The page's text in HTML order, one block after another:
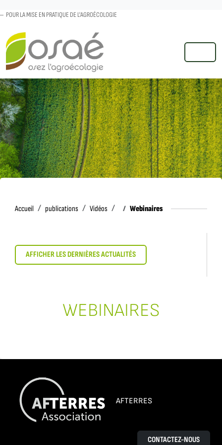
POUR LA MISE EN PRATIQUE DE L'AGROÉCOLOGIE
MENU
Accueil Accueilpublications Vidéos Webinaires
AFFICHER LES DERNIÈRES ACTUALITÉS
WEBINAIRES
AFTERRES
CONTACTEZ-NOUS